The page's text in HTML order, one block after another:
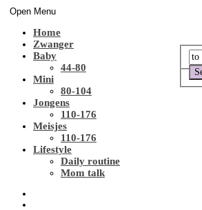
Open Menu
Home
Zwanger
Baby
44-80
Mini
80-104
Jongens
110-176
Meisjes
110-176
Lifestyle
Daily routine
Mom talk